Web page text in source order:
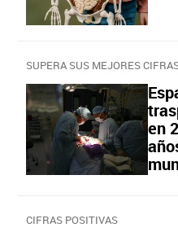
SUPERA SUS MEJORES
en
CIFRAS POSITIVAS